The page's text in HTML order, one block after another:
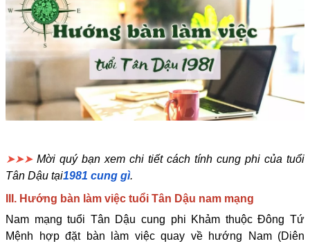
➤➤➤Mời quý bạn xem chi tiết cách tính cung phi của tuổi
Tân Dậu tại1981 cung gì.
III. Hướng bàn làm việc tuổi Tân Dậu nam mạng
Nam mạng tuổi Tân Dậu cung phi Khảm thuộc Đông Tứ
Mệnh hợp đặt bàn làm việc quay về hướng Nam (Diên